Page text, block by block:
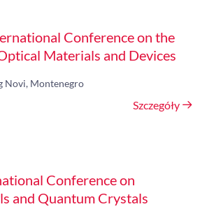
Conference on the
Materials and Devices
Novi, Montenegro
Szczegóły
Conference on
and Quantum Crystals